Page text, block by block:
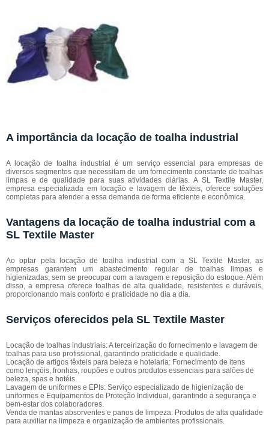
A importância da locação de toalha industrial
A locação de toalha industrial é um serviço essencial para empresas de
diversos segmentos que necessitam de um fornecimento constante de toalhas
limpas e de qualidade para suas atividades diárias. A SL Textile Master,
empresa especializada em locação e lavagem de têxteis, oferece soluções
completas para atender a essa demanda de forma eficiente e econômica.
Vantagens da locação de toalha industrial com a
SL Textile Master
Ao optar pela locação de toalha industrial com a SL Textile Master, as
empresas garantem um abastecimento regular de toalhas limpas e
higienizadas, sem se preocupar com a lavagem e reposição do estoque. Além
disso, a empresa oferece toalhas de alta qualidade, resistentes e duráveis,
proporcionando mais conforto e praticidade no dia a dia.
Serviços oferecidos pela SL Textile Master
Locação de toalhas industriais: A terceirização do fornecimento e lavagem de
toalhas para uso profissional, garantindo praticidade e qualidade.
Locação de artigos têxteis para beleza e hotelaria: Fornecimento de itens
como lençóis, fronhas, roupões e outros produtos essenciais para salões de
beleza, spas e hotéis.
Lavagem de uniformes e EPIs: Serviço especializado de higienização de
uniformes e Equipamentos de Proteção Individual, garantindo a segurança e
bem-estar dos colaboradores.
Venda de mantas absorventes e panos de limpeza: Produtos de alta qualidade
para auxiliar na limpeza e organização de ambientes profissionais.